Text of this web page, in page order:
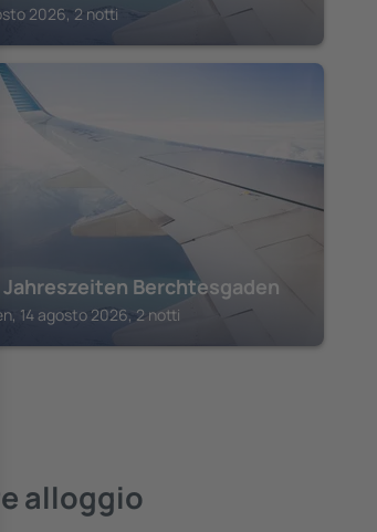
2026, 2 notti
Berchtesgaden
14 agosto 2026, 2 notti
alloggio